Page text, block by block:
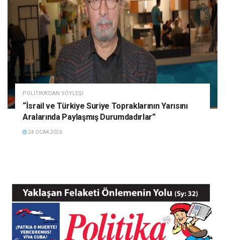
POLITIKA'DAN SÖYLEŞI
“İsrail ve Türkiye Suriye Topraklarının Yarısını
Aralarında Paylaşmış Durumdadırlar”
24 OCAK 2026